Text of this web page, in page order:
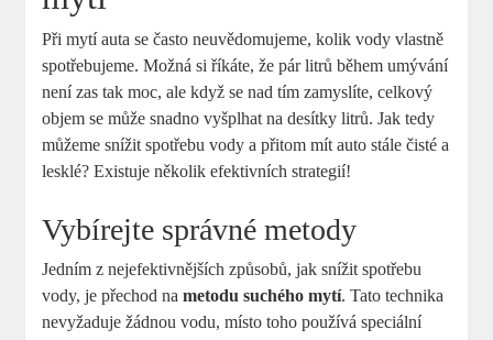
Při mytí auta se často neuvědomujeme, kolik vody vlastně
spotřebujeme. Možná si říkáte, že pár litrů během umývání
není zas tak moc, ale když se nad tím zamyslíte, celkový
objem se může snadno vyšplhat na desítky litrů. Jak tedy
můžeme snížit spotřebu vody a přitom mít auto stále čisté a
lesklé? Existuje několik efektivních strategií!
Vybírejte správné metody
Jedním z nejefektivnějších způsobů, jak snížit spotřebu
vody, je přechod nametodu suchého mytí. Tato technika
nevyžaduje žádnou vodu, místo toho používá speciální